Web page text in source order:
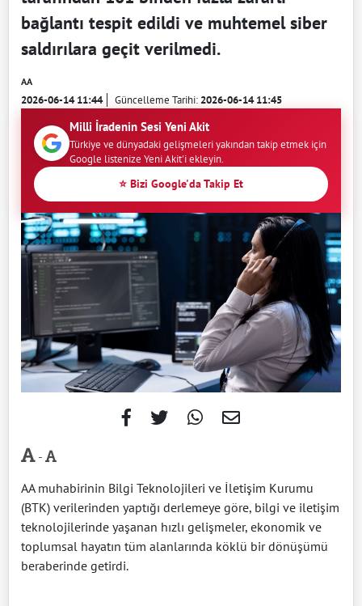
bağlantı tespit edildi ve muhtemel siber
saldırılara geçit verilmedi.
AA
2026-06-14 11:44 Güncelleme Tarihi:2026-06-14 11:45
Milli İradenin Sesi Yeni Akit
Türkiye ve dünyadaki gelişmeleri yakından takip etmek için
Google listenize Yeni Akit'i ekleyin.
⭐ Bizi Google'da Takip Et
-
AA muhabirinin Bilgi Teknolojileri ve İletişim Kurumu
(BTK) verilerinden yaptığı derlemeye göre, bilgi ve iletişim
teknolojilerinde yaşanan hızlı gelişmeler, ekonomik ve
toplumsal hayatın tüm alanlarında köklü bir dönüşümü
beraberinde getirdi.